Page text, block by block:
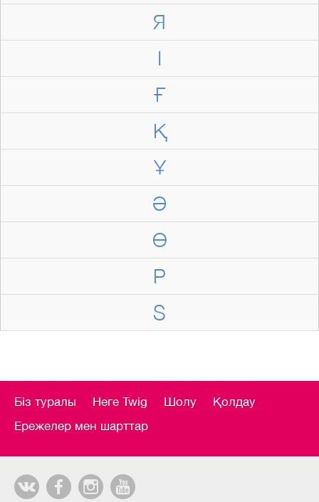
Я
І
Ғ
Қ
Ұ
Ә
Ө
P
S
Біз туралы Неге Twig Шолу
Қолдау
Ережелер мен шарттар